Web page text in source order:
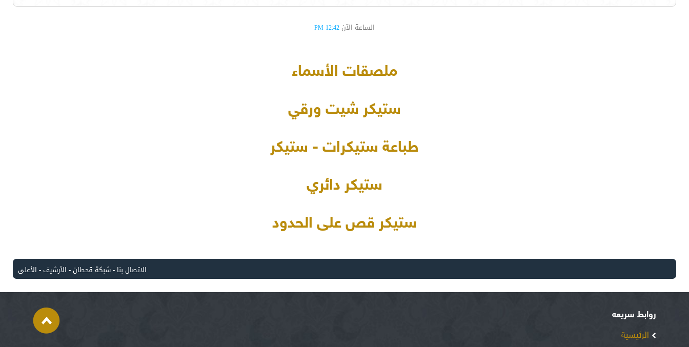
الساعة الآن 12:42 PM
ملصقات الأسماء
ستيكر شيت ورقي
طباعة ستيكرات - ستيكر
ستيكر دائري
ستيكر قص على الحدود
الاتصال بنا -شبكة قحطان- الأرشيف- الأعلى
روابط سريعه
الرئيسية